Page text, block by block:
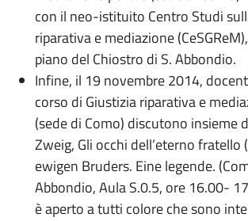
con il neo-istituito Centro Studi
riparativa e mediazione
piano del Chiostro di S. Abbondio.
Infine, il 19 novembre 2014,
corso di Giustizia riparativa e
(sede di Como) discutono insieme
Zweig, Gli occhi dell’eterno fratello
ewigen Bruders. Eine legende.
Abbondio, Aula S.0.5, ore 16.00-
è aperto a tutti colore che sono